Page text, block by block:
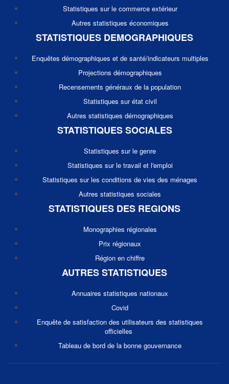
Statistiques sur le commerce extérieur
Autres statistiques économiques
STATISTIQUES DEMOGRAPHIQUES
Enquêtes démographiques et de santé/indicateurs multiples
Projections démographiques
Recensements généraux de la population
Statistiques sur état civil
Autres statistiques démographiques
STATISTIQUES SOCIALES
Statistiques sur le genre
Statistiques sur le travail et l'emploi
Statistiques sur les conditions de vies des ménages
Autres statistiques sociales
STATISTIQUES DES REGIONS
Monographies régionales
Prix régionaux
Région en chiffre
AUTRES STATISTIQUES
Annuaires statistiques nationaux
Covid
Enquête de satisfaction des utilisateurs des statistiques
officielles
Tableau de bord de la bonne gouvernance